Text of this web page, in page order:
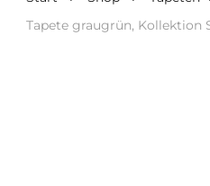
Tapete graugrün, Kollektion